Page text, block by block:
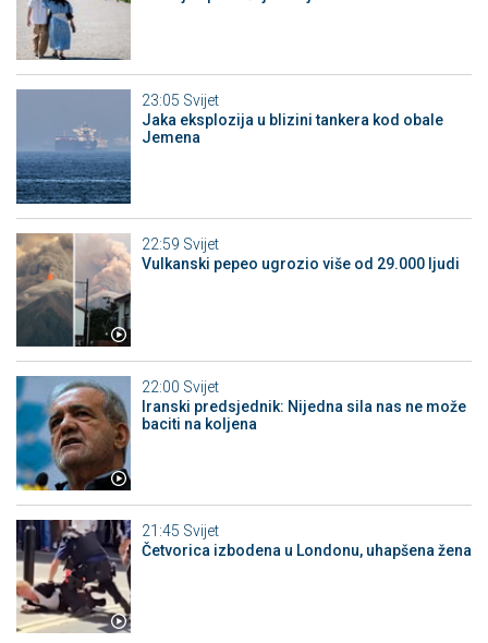
23:05 Svijet
Jaka eksplozija u blizini tankera kod obale
Jemena
22:59 Svijet
Vulkanski pepeo ugrozio više od 29.000 ljudi
22:00 Svijet
Iranski predsjednik: Nijedna sila nas ne može
baciti na koljena
21:45 Svijet
Četvorica izbodena u Londonu, uhapšena žena